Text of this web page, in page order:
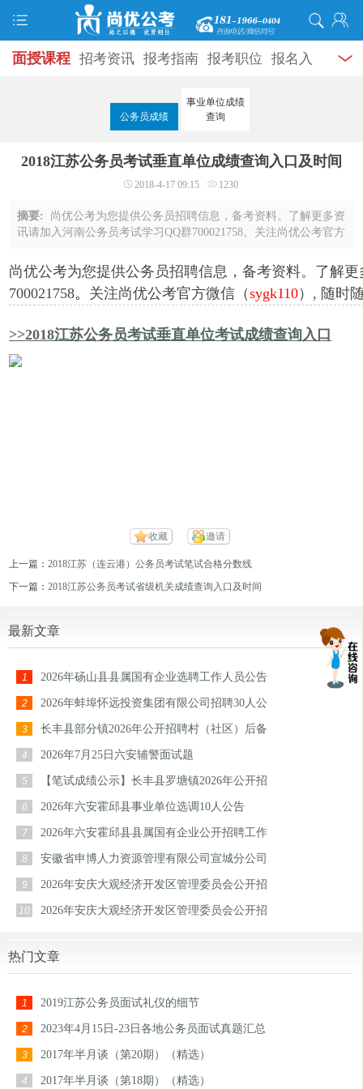
面授课程 招考资讯 报考指南 报考职位 报名入
面试公告 录用公示
考试题库 模拟试题
政热点 视频课堂 学员风采 名师团队 考试专题
公务员成绩
事业单位成绩
查询
2018江苏公务员考试垂直单位成绩查询入口及时间
2018-4-17 09:15 1230
摘要: 尚优公考为您提供公务员招聘信息，备考资料。了解更多资
讯请加入河南公务员考试学习QQ群700021758。关注尚优公考官方
试垂直单位考试成绩查询入口
尚优公考为您提供公务员招聘信息，备考资料。了解
700021758。 关注尚优公考官方微信（sygk110）, 随时
>>2018江苏公务员考试垂直单位考试成绩查询入口
收藏 邀请
上一篇：2018江苏（连云港）公务员考试笔试合格分数线
下一篇：2018江苏公务员考试省级机关成绩查询入口及时间
最新文章
1 2026年砀山县县属国有企业选聘工作人员公告
2 2026年蚌埠怀远投资集团有限公司招聘30人公
3 长丰县部分镇2026年公开招聘村（社区）后备
4 2026年7月25日六安辅警面试题
5 【笔试成绩公示】长丰县罗塘镇2026年公开招
6 2026年六安霍邱县事业单位选调10人公告
7 2026年六安霍邱县县属国有企业公开招聘工作
8 安徽省申博人力资源管理有限公司宣城分公司
9 2026年安庆大观经济开发区管理委员会公开招
10 2026年安庆大观经济开发区管理委员会公开招
热门文章
1 2019江苏公务员面试礼仪的细节
2 2023年4月15日-23日各地公务员面试真题汇总
3 2017年半月谈（第20期）（精选）
4 2017年半月谈（第18期）（精选）